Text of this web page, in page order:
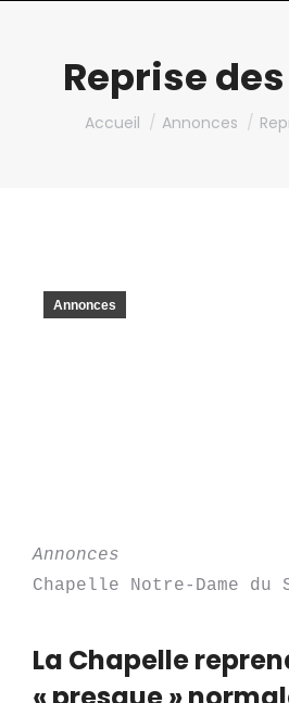
Reprise
Vous êtes ici :
Accueil Annonces
Annonces
Annonces
Chapelle Notre-Dame du
La Chapelle